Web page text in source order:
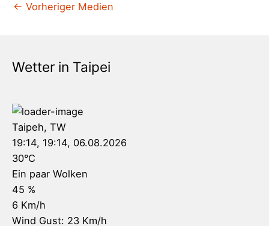
← Vorheriger Medien
Wetter in Taipei
Taipeh, TW
19:14, 19:14, 06.08.2026
30°C
Ein paar Wolken
45 %
6 Km/h
Wind Gust: 23 Km/h